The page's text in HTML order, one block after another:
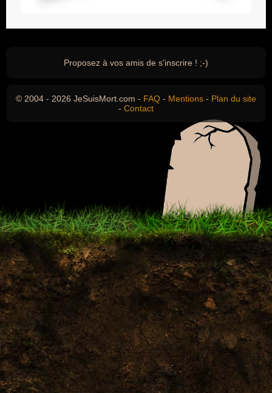
Proposez à vos amis de s'inscrire ! ;-)
© 2004 - 2026 JeSuisMort.com - FAQ - Mentions - Plan du site
- Contact